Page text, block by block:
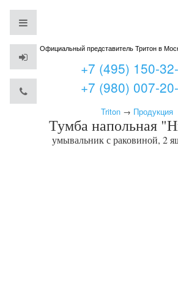
Официальный представитель Тритон в
+7 (495) 150-
+7 (980) 007-
Triton → Продукция
Тумба напольная
умывальник с раковиной, 2